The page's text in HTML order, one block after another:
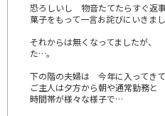
恐ろしいし 物音たてたらすぐ返
菓子をもって一言お詫びにいきまし
それからは無くなってましたが、
た…。
下の階の夫婦は 今年に入ってき
ご主人は夕方から朝や通常勤務と
時間帯が様々な様子で…